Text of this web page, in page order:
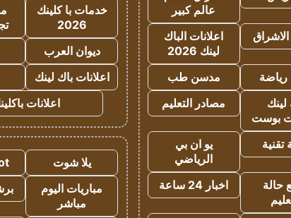
عالم كبير
اعلانات الباك
لينك 2026
رياضة
مدسن طب
لينك
بوست
مصادر التعليم
تقنية
يو ان بي
الرياضي
حالة
اخبار 24 ساعة
خدمات با كلينك
2026
ديوان العرب
اعلانات باك لينك
اعلانات
يلا شوت
مباريات اليوم
مباشر